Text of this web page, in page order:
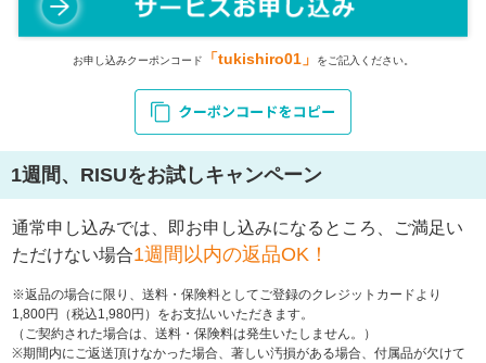
お申し込みクーポンコード 「tukishiro01」 をご記入ください。
1週間、RISUをお試しキャンペーン
通常申し込みでは、即お申し込みになるところ、
ご満足い
ただけない場合1週間以内の返品OK！
※返品の場合に限り、送料・保険料としてご登録のクレジットカードより
1,800円（税込1,980円）をお支払いいただきます。
（ご契約された場合は、送料・保険料は発生いたしません。）
※期間内にご返送頂けなかった場合、著しい汚損がある場合、付属品が欠けて